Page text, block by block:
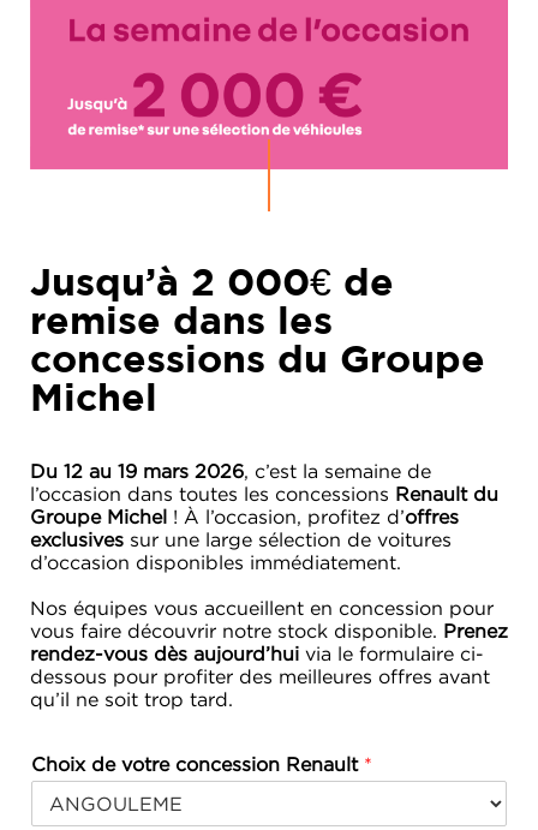
Jusqu’à 2 000€ de
remise dans les
concessions du Groupe
Michel
Du 12 au 19 mars 2026, c’est la semaine de
l’occasion dans toutes les concessions Renault du
Groupe Michel ! À l’occasion, profitez d’offres
exclusives sur une large sélection de voitures
d’occasion disponibles immédiatement.
Nos équipes vous accueillent en concession pour
vous faire découvrir notre stock disponible. Prenez
rendez-vous dès aujourd’hui via le formulaire ci-
dessous pour profiter des meilleures offres avant
qu’il ne soit trop tard.
Choix de votre concession Renault *